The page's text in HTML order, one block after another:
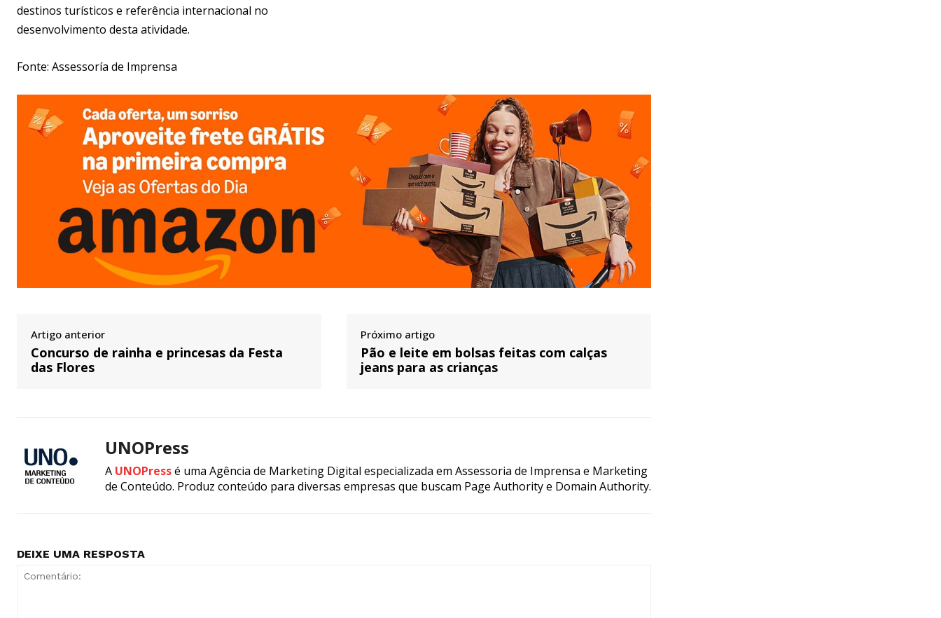
destinos turísticos e referência internacional no
desenvolvimento desta atividade.
Fonte: Assessoría de Imprensa
Artigo anterior
Concurso de rainha e princesas da Festa
das Flores
Próximo artigo
Pão e leite em bolsas feitas com calças
jeans para as crianças
UNOPress
A UNOPressé uma Agência de Marketing Digital especializada em Assessoria de Imprensa e Marketing
de Conteúdo. Produz conteúdo para diversas empresas que buscam Page Authority e Domain Authority.
DEIXE UMA RESPOSTA